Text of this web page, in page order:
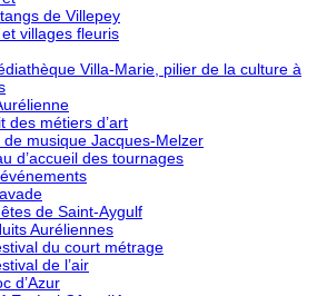
de Villepey
villages fleuris
Villa-Marie, pilier de la culture à
des métiers d’art
de musique Jacques-Melzer
d’accueil des tournages
de Saint-Aygulf
Auréliennes
du court métrage
de l’air
d’Azur